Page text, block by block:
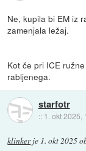
Ne, kupila bi EM iz
zamenjala ležaj.
Kot če pri ICE
rabljenega.
starfotr
:: 1. okt 2025,
klinkerje 1. okt 2025